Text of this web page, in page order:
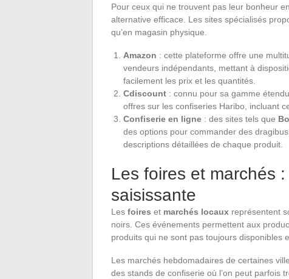
Pour ceux qui ne trouvent pas leur bonheur
alternative efficace. Les sites spécialisés
qu’en magasin physique.
Amazon : cette plateforme offre une
vendeurs indépendants, mettant à
facilement les prix et les quantités.
Cdiscount : connu pour sa gamme
offres sur les confiseries Haribo, incluant
Confiserie en ligne : des sites tels que
des options pour commander des
descriptions détaillées de chaque produit.
Les foires et marchés
saisissante
Les foires et marchés locaux représentent
noirs. Ces événements permettent aux
produits qui ne sont pas toujours disponibles
Les marchés hebdomadaires de certaines
des stands de confiserie où l’on peut parfois